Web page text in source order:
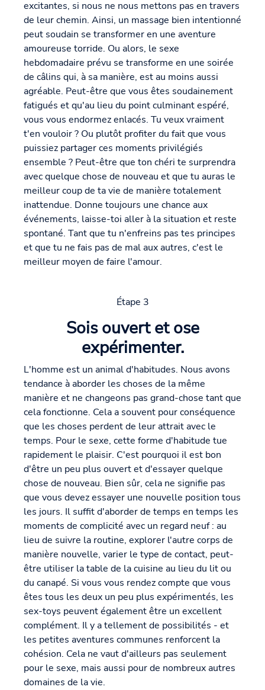
excitantes, si nous ne nous mettons pas en travers
de leur chemin. Ainsi, un massage bien intentionné
peut soudain se transformer en une aventure
amoureuse torride. Ou alors, le sexe
hebdomadaire prévu se transforme en une soirée
de câlins qui, à sa manière, est au moins aussi
agréable. Peut-être que vous êtes soudainement
fatigués et qu'au lieu du point culminant espéré,
vous vous endormez enlacés. Tu veux vraiment
t'en vouloir ? Ou plutôt profiter du fait que vous
puissiez partager ces moments privilégiés
ensemble ? Peut-être que ton chéri te surprendra
avec quelque chose de nouveau et que tu auras le
meilleur coup de ta vie de manière totalement
inattendue. Donne toujours une chance aux
événements, laisse-toi aller à la situation et reste
spontané. Tant que tu n'enfreins pas tes principes
et que tu ne fais pas de mal aux autres, c'est le
meilleur moyen de faire l'amour.
Étape 3
Sois ouvert et ose
expérimenter.
L'homme est un animal d'habitudes. Nous avons
tendance à aborder les choses de la même
manière et ne changeons pas grand-chose tant que
cela fonctionne. Cela a souvent pour conséquence
que les choses perdent de leur attrait avec le
temps. Pour le sexe, cette forme d'habitude tue
rapidement le plaisir. C'est pourquoi il est bon
d'être un peu plus ouvert et d'essayer quelque
chose de nouveau. Bien sûr, cela ne signifie pas
que vous devez essayer une nouvelle position tous
les jours. Il suffit d'aborder de temps en temps les
moments de complicité avec un regard neuf : au
lieu de suivre la routine, explorer l'autre corps de
manière nouvelle, varier le type de contact, peut-
être utiliser la table de la cuisine au lieu du lit ou
du canapé. Si vous vous rendez compte que vous
êtes tous les deux un peu plus expérimentés, les
sex-toys peuvent également être un excellent
complément. Il y a tellement de possibilités - et
les petites aventures communes renforcent la
cohésion. Cela ne vaut d'ailleurs pas seulement
pour le sexe, mais aussi pour de nombreux autres
domaines de la vie.